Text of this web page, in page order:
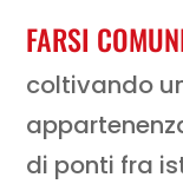
FARSI
coltivando
di ponti fra